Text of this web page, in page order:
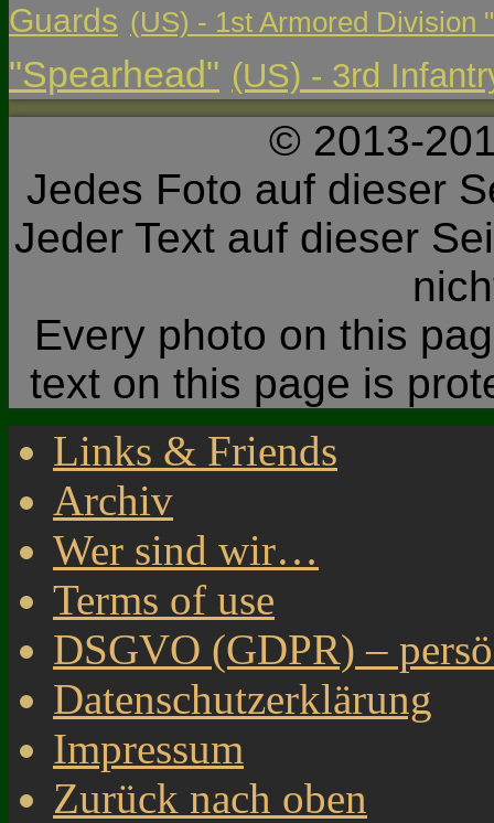
Guards (US) - 1st Armored Division
"Spearhead" (US) - 3rd
© 2013-
Jedes Foto auf dieser
Jeder Text auf dieser
Every photo on this
text on this page is
Links & Friends
Archiv
Wer sind wir…
Terms of use
DSGVO (GDPR) –
Datenschutzerklärung
Impressum
Zurück nach oben